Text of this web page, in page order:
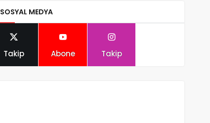
SOSYAL MEDYA
Takip Abone Takip